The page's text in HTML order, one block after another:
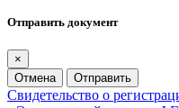
Отправить документ
×
Отмена
Отправить
Свидетельство о